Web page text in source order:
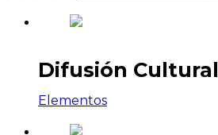
Difusión Cultural
Elementos